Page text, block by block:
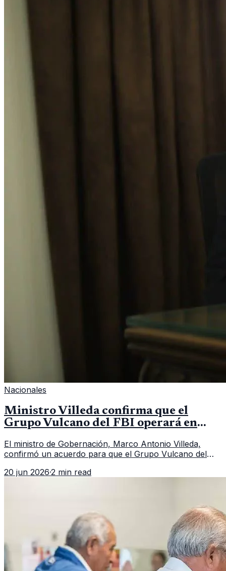
Nacionales
Ministro Villeda confirma que el
Grupo Vulcano del FBI operará en
El ministro de Gobernación, Marco Antonio Villeda,
confirmó un acuerdo para que el Grupo Vulcano del
fallido con la administración anterior del Ministerio
20 jun 2026·2 min read